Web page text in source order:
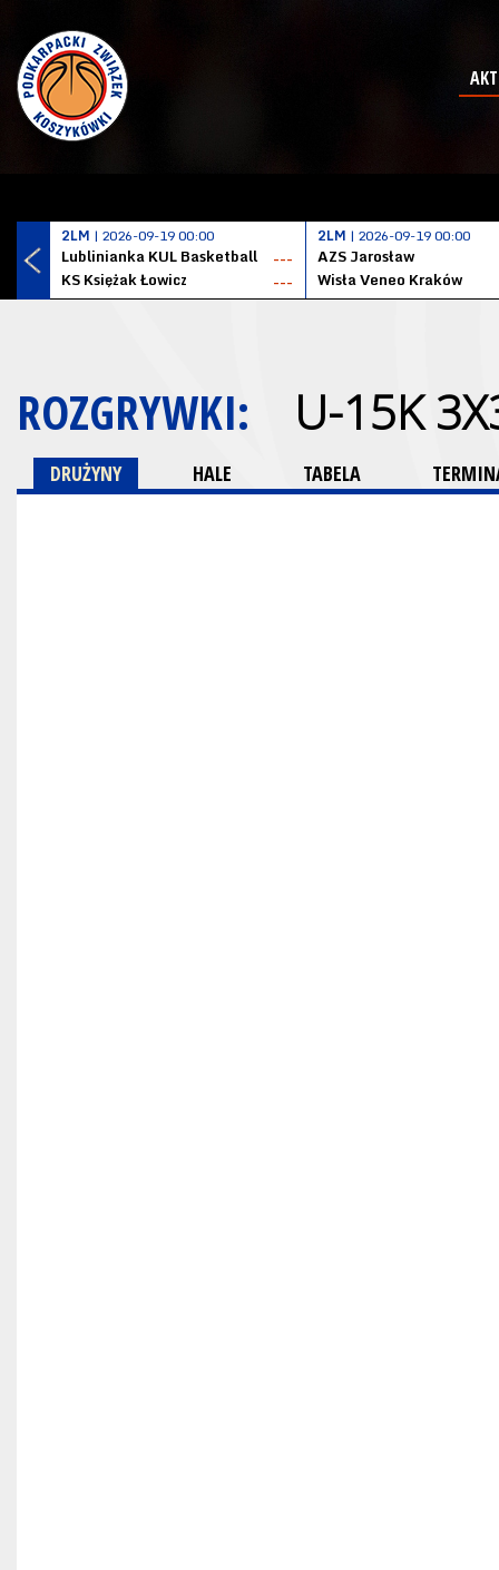
2LM | 2026-09-19 00:00
Lublinianka KUL Basketball
---
KS Księżak Łowicz
---
2LM | 2026-09-19 00:00
AZS Jarosław
Wisła Veneo Kraków
ROZGRYWKI: U-15K
DRUŻYNY HALE TABELA